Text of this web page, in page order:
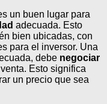
un buen lugar para
adecuada. Esto
bien ubicadas, con
para el inversor. Una
debe negociar
Esto significa
un precio que sea